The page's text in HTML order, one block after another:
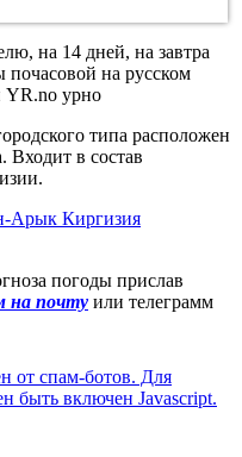
на 14 дней, на завтра
на русском
YR.no урно
типа расположен
Входит в состав
Арык Киргизия
погоды прислав
на почту или телеграмм
от спам-ботов. Для
быть включен Javascript.